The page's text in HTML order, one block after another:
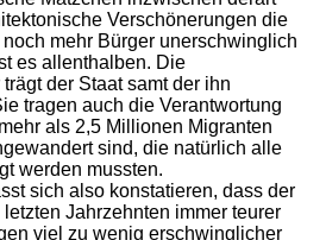
Verschönerungen die
mehr Bürger unerschwinglich
es allenthalben. Die
der Staat samt der ihn
tragen auch die Verantwortung
als 2,5 Millionen Migranten
sind, die natürlich alle
werden mussten.
sich also konstatieren, dass der
Jahrzehnten immer teurer
viel zu wenig erschwinglicher